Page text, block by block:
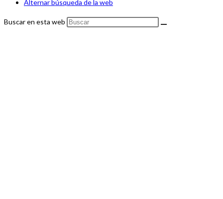
Alternar búsqueda de la web
Buscar en esta web